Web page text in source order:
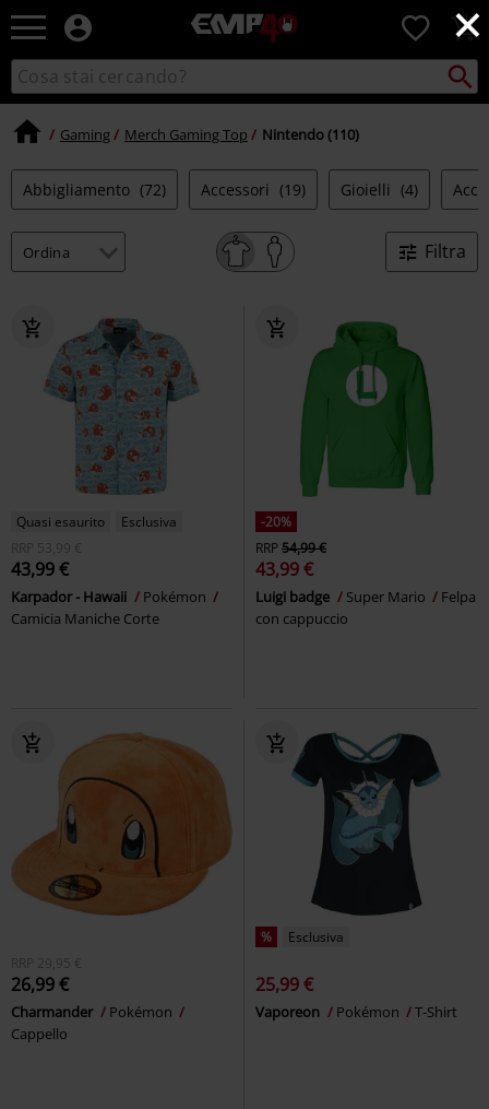
×
EMP
Musica,
Serie
TV
Videogame
merch
Abbigliamento
Alternativo
0
Cerca
nel
Cerca
Punto
di
Gaming Merch Gaming Top Nintendo (110)
Abbigliamento (72) Accessori (19) Gioielli (4)
Filtra
Quasi esaurito
Esclusiva
RRP
53,99 €
43,99 €
Karpador - Hawaii
Pokémon
Camicia Maniche Corte
-20%
RRP54,99 €
43,99 €
Luigi badge Super Mario
Felpa
con cappuccio
RRP 29,95 €
26,99 €
Charmander
Pokémon
Cappello
% Esclusiva
25,99 €
Vaporeon Pokémon T-Shirt